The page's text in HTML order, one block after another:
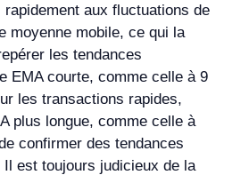
rapidement aux fluctuations de
moyenne mobile, ce qui la
les tendances
EMA courte, comme celle à 9
les transactions rapides,
plus longue, comme celle à
confirmer des tendances
est toujours judicieux de la